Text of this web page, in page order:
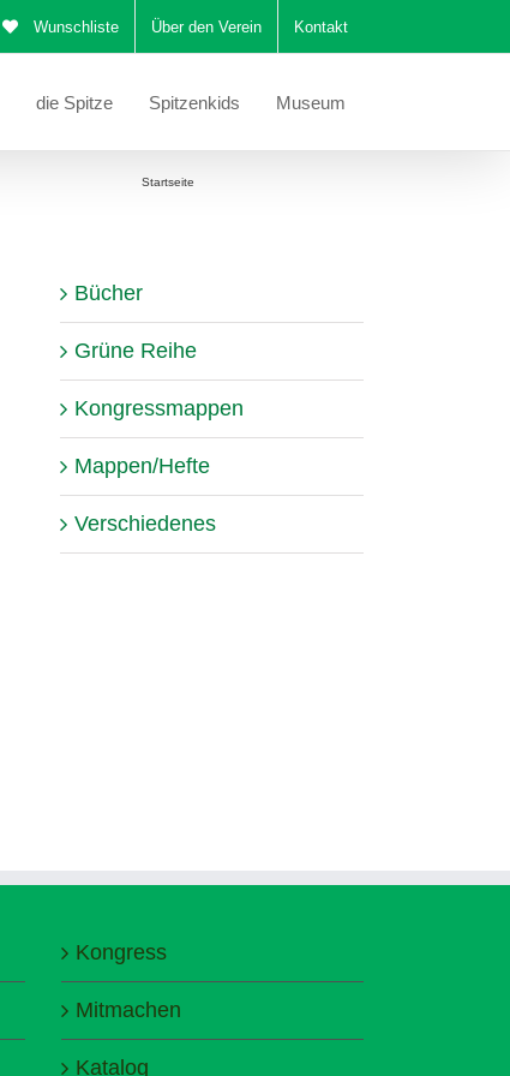
Wunschliste Über den Verein Kontakt
die Spitze Spitzenkids Museum
Startseite
Bücher
Grüne Reihe
Kongressmappen
Mappen/Hefte
Verschiedenes
Kongress
Mitmachen
Katalog